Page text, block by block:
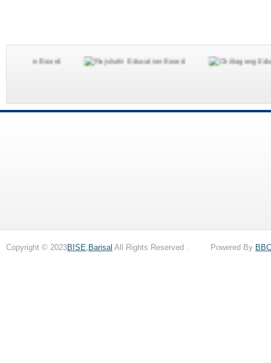
Copyright © 2023BISE,Barisal All Rights Reserved . Powered By